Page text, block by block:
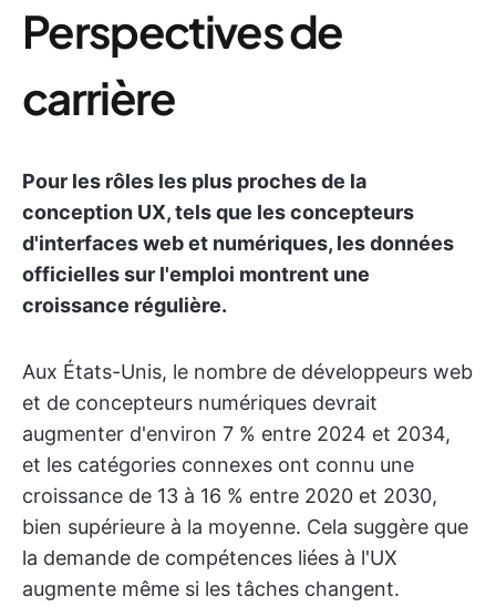
Perspectives de
carrière
Pour les rôles les plus proches de la
conception UX, tels que les concepteurs
d'interfaces web et numériques, les données
officielles sur l'emploi montrent une
croissance régulière.
Aux États-Unis, le nombre de développeurs web
et de concepteurs numériques devrait
augmenter d'environ 7 % entre 2024 et 2034,
et les catégories connexes ont connu une
croissance de 13 à 16 % entre 2020 et 2030,
bien supérieure à la moyenne. Cela suggère que
la demande de compétences liées à l'UX
augmente même si les tâches changent.